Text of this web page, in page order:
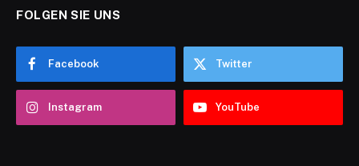
FOLGEN SIE UNS
Facebook Twitter
Instagram YouTube